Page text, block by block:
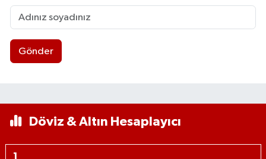
Gönder
Döviz & Altın Hesaplayıcı